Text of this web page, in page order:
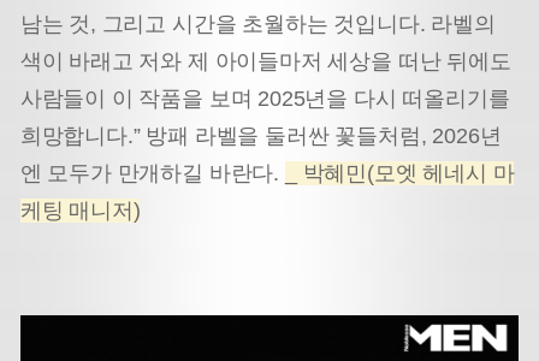
남는 것, 그리고 시간을 초월하는 것입니다. 라벨의
색이 바래고 저와 제 아이들마저 세상을 떠난 뒤에도
사람들이 이 작품을 보며 2025년을 다시 떠올리기를
희망합니다.” 방패 라벨을 둘러싼 꽃들처럼, 2026년
엔 모두가 만개하길 바란다.
_ 박혜민(모엣 헤네시 마
케팅 매니저)